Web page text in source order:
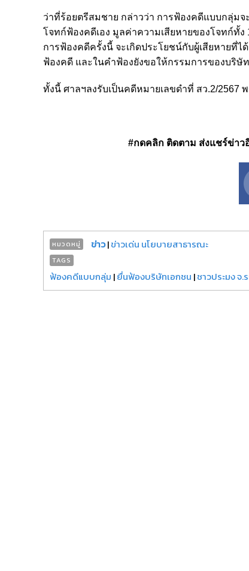
ว่าที่ร้อยตรีสมชาย กล่าวว่า การฟ้องคดีแบบกลุ่มจ
โจทก์ฟ้องคดีเอง มูลค่าความเสียหายของโจทก์ทั้
การฟ้องคดีครั้งนี้ จะเกิดประโยชน์กับผู้เสียหายที่
ฟ้องคดี และในคำฟ้องยังขอให้กรรมการของบริ
ทั้งนี้ ศาลฯลงรับเป็นคดีหมายเลขดำที่ สว.2/2567
#กดคลิก ติดตาม ส่งแชร์ข่าว
หมวดหมู่ ข่าว|ข่าวเด่น นโยบายสาธารณะ
TAGS
ฟ้องคดีแบบกลุ่ม |ยื่นฟ้องบริษัทเอกชน |ชาวประมง จ.